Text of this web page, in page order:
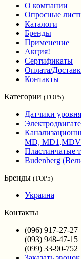
О компании
Опросные
Каталоги
Бренды
Применение
Акция!
Сертификаты
Оплата/
Контакты
Категории (TOP5)
Датчики уровня
MD, MD1,MDV
Пластинчатые
Budenberg
Бренды (TOP5)
Украина
Контакты
(096) 917-27-27
(093) 948-47-15
(099) 33-90-752